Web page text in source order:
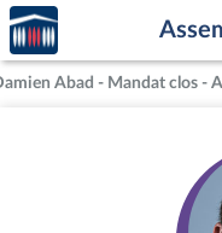
Aller au contenu
Aller en bas de la page
Accèder
à la
page
d'accueil